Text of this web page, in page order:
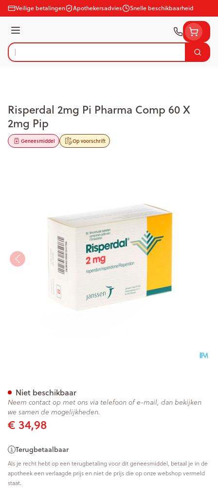
Ga naar de inhoud
Veilige betalingen Apothekersadvies Snelle beschikbaarheid
Menu
Product, merk, categorie... Zoek
Risperdal 2mg Pi Pharma Comp 60 X
2mg Pip
Op voorschrift
Geneesmiddel
€ 34,98
Terugbetaalbaar
Als je recht hebt op een terugbetaling voor dit geneesmiddel, betaal je in de
apotheek een verlaagde prijs en niet de prijs die op onze webshop vermeld
staat.
Niet beschikbaar
Neem contact op met ons via telefoon of e-mail, dan bekijken
we samen de mogelijkheden.